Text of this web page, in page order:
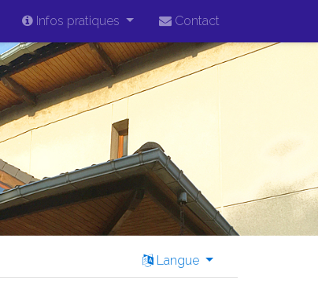
Infos pratiques Contact
Langue